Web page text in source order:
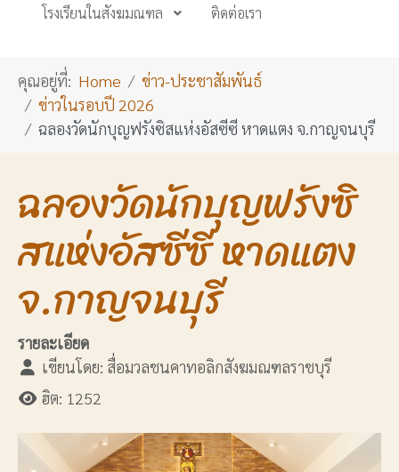
โรงเรียนในสังฆมณฑล ติดต่อเรา
คุณอยู่ที่: Home
ข่าว-ประชาสัมพันธ์
ข่าวในรอบปี 2026
ฉลองวัดนักบุญฟรังซิสแห่งอัสซีซี หาดแตง จ.กาญจนบุรี
ฉลองวัดนักบุญฟรังซิ
สแห่งอัสซีซี หาดแตง
จ.กาญจนบุรี
รายละเอียด
เขียนโดย: สื่อมวลชนคาทอลิกสังฆมณฑลราชบุรี
ฮิต: 1252